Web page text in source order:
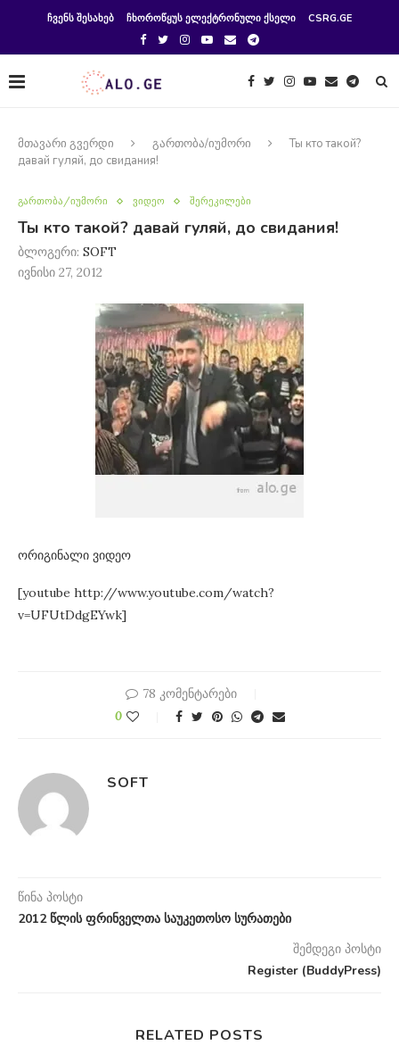
ᲩᲕᲔᲜᲡ ᲨᲔᲡᲐᲮᲔᲑ ᲩᲮᲝᲠᲝᲬᲧᲣᲡ ᲔᲚᲔᲥᲢᲠᲝᲜᲣᲚᲘ ᲥᲡᲔᲚᲘ CSRG.GE
მთავარი გვერდი გართობა/იუმორი
Ты кто такой?
давай гуляй, до свидания!
გართობა/იუმორი ვიდეო შერეკილები
Ты кто такой? давай гуляй, до свидания!
ბლოგერი: SOFT
ივნისი 27, 2012
ორიგინალი ვიდეო
[youtube http://www.youtube.com/watch?
v=UFUtDdgEYwk]
78 კომენტარები
0
SOFT
წინა პოსტი
2012 წლის ფრინველთა საუკეთოსო სურათები
შემდეგი პოსტი
Register (BuddyPress)
RELATED POSTS